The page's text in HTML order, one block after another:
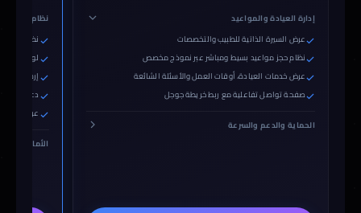
إدارة العيادة والمواعيد
عرض السيرة الذاتية للطبيب والتخصصات
نظام حجز مواعيد بسيط ومباشر عبر نموذج مخصص
عرض خدمات العيادة، أوقات العمل والأسئلة الشائعة
صفحة تواصل تفاعلية مع ربط خريطة جوجل
الحماية والدعم والسرعة
نظام الحجز
نظام حجز
لوحة تحكم
إرسال
دعم كامل
عرض
الأمان